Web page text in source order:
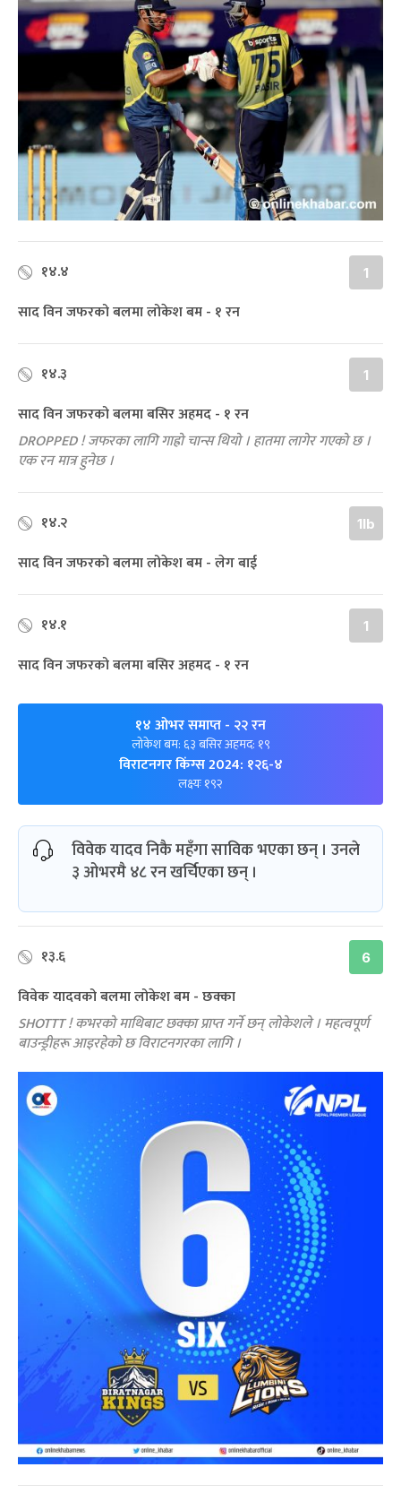
१४.४ 1
साद विन जफरको बलमा लोकेश बम - १ रन
१४.३ 1
साद विन जफरको बलमा बसिर अहमद - १ रन
DROPPED ! जफरका लागि गाह्रो चान्स थियो । हातमा लागेर गएको छ ।
एक रन मात्र हुनेछ ।
१४.२ 1lb
साद विन जफरको बलमा लोकेश बम - लेग बाई
१४.१ 1
साद विन जफरको बलमा बसिर अहमद - १ रन
१४ ओभर समाप्त- २२ रन
लोकेश बम: ६३ बसिर अहमद: १९
विराटनगर किंग्स 2024: १२६-४
लक्ष्यः १९२
विवेक यादव निकै महँगा साविक भएका छन् । उनले
३ ओभरमै ४८ रन खर्चिएका छन् ।
१३.६ 6
विवेक यादवको बलमा लोकेश बम - छक्का
SHOTTT ! कभरको माथिबाट छक्का प्राप्त गर्ने छन् लोकेशले । महत्वपूर्ण
बाउन्ड्रीहरू आइरहेको छ विराटनगरका लागि ।